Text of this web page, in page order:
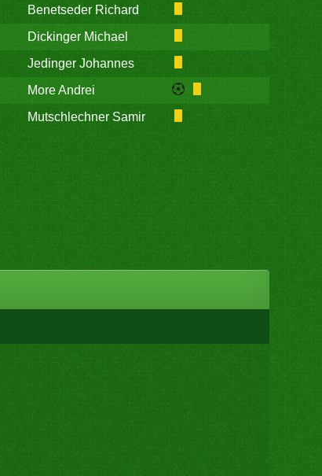
Benetseder Richard
Dickinger Michael
Jedinger Johannes
More Andrei
Mutschlechner Samir